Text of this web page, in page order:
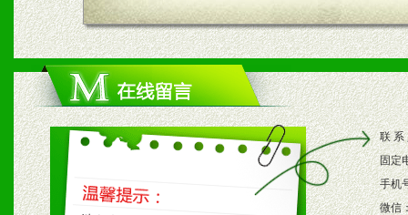
四、市场操作及支持
1、根据区域市场协助制定
2、根据具体情况公司给予
3、根据市场需要，派驻区
保产品顺利销售。
联 系
固定
手机
微信